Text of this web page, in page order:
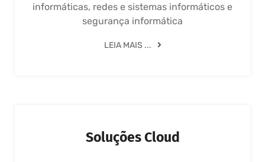
informáticas, redes e sistemas informáticos e
segurança informática
LEIA MAIS ...
Soluções Cloud